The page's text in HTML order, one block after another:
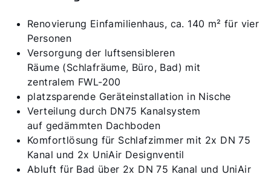
Renovierung Einfamilienhaus, ca. 140 m² für vier
Personen
Versorgung der luftsensibleren
Räume (Schlafräume, Büro, Bad) mit
zentralem FWL-200
platzsparende Geräteinstallation in Nische
Verteilung durch DN75 Kanalsystem
auf gedämmten Dachboden
Komfortlösung für Schlafzimmer mit 2x DN 75
Kanal und 2x UniAir Designventil
Abluft für Bad über 2x DN 75 Kanal und UniAir